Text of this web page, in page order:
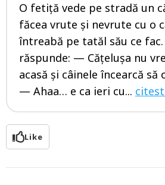
O fetiță vede pe stradă un
făcea vrute și nevrute cu o
întreabă pe tatăl său ce
răspunde: — Cățelușa nu
acasă și câinele încearcă să
— Ahaa… e ca ieri cu...
Like